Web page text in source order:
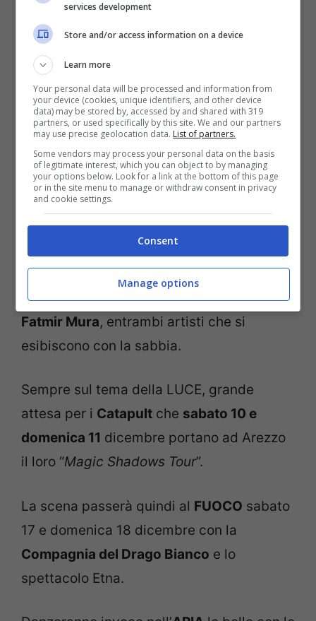
sarà protagonista giovedì 8 e
venerdì 9 dicembre con lo spettacolo
proposto daGhiblie la performance di
Fatmir Mura, entrambi artisti che si
esibiscono con la sabbia.
Sempre sul tema della LUCE, grande
attesa per i Catapult che sabato 10 e
domenica 11 dicembre portano ad Arezzo
il loro “Magic Shadows Tour”.
La scena passerà quindi al FUOCO sabato
17 e domenica 18 dicembre con la
Compagnia del Drago Bianco e lo
spettacolo Etna.
services development
Store and/or access information on a device
Learn more
Your personal data will be processed and information from
your device (cookies, unique identifiers, and other device
data) may be stored by, accessed by and shared with 319
partners, or used specifically by this site. We and our partners
may use precise geolocation data. List of partners.
Some vendors may process your personal data on the basis
of legitimate interest, which you can object to by managing
your options below. Look for a link at the bottom of this page
or in the site menu to manage or withdraw consent in privacy
and cookie settings.
Consent
Manage options